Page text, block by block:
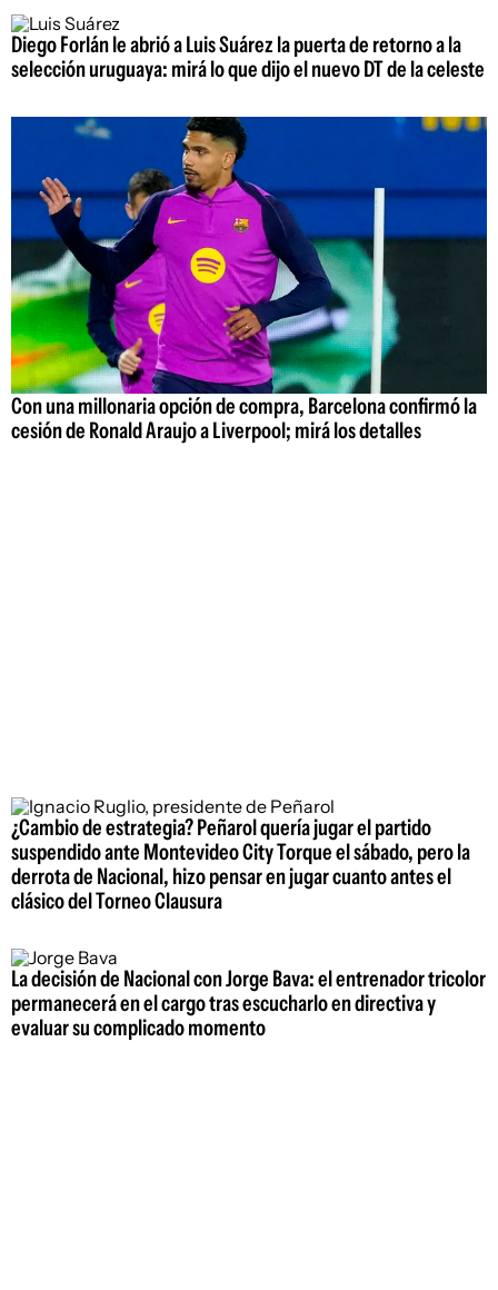
Diego Forlán le abrió a Luis Suárez la puerta de retorno a la
selección uruguaya: mirá lo que dijo el nuevo DT de la celeste
Con una millonaria opción de compra, Barcelona confirmó la
cesión de Ronald Araujo a Liverpool; mirá los detalles
¿Cambio de estrategia? Peñarol quería jugar el partido
suspendido ante Montevideo City Torque el sábado, pero la
derrota de Nacional, hizo pensar en jugar cuanto antes el
clásico del Torneo Clausura
La decisión de Nacional con Jorge Bava: el entrenador tricolor
permanecerá en el cargo tras escucharlo en directiva y
evaluar su complicado momento